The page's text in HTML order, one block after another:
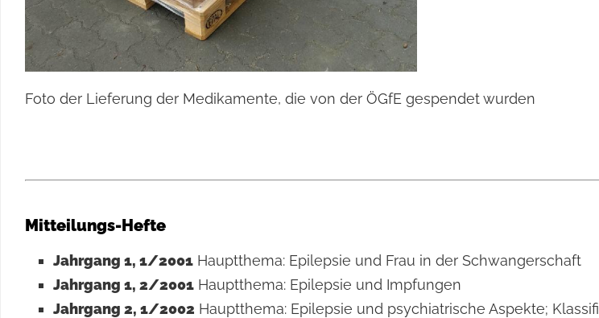
Foto der Lieferung der Medikamente, die von der ÖGfE gespendet wurden
Mitteilungs-Hefte
Jahrgang 1, 1/2001 Hauptthema: Epilepsie und Frau in der Schwangerschaft
Jahrgang 1, 2/2001 Hauptthema: Epilepsie und Impfungen
Jahrgang 2, 1/2002 Hauptthema: Epilepsie und psychiatrische Aspekte;